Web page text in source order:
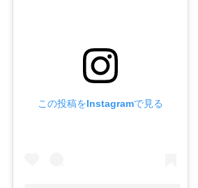
この投稿をInstagramで見る